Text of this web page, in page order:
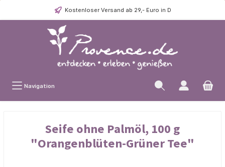
Kostenloser Versand ab 29,- Euro in D
Navigation
Seife ohne Palmöl, 100 g
"Orangenblüten-Grüner Tee"